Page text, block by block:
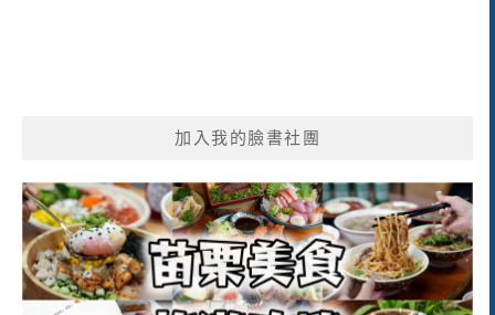
加入我的臉書社團